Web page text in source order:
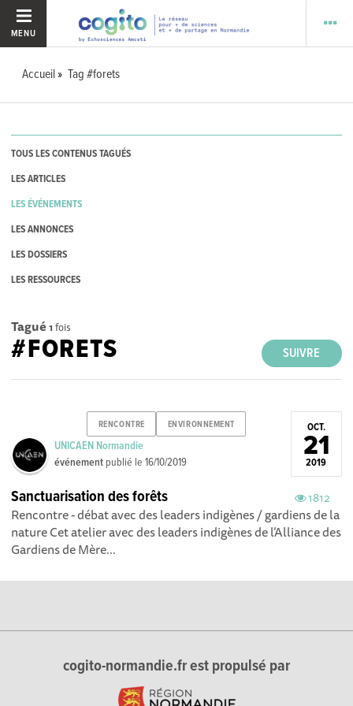
MENU
Accueil Tag #forets
TOUS LES CONTENUS TAGUÉS
LES ARTICLES
LES ÉVÉNEMENTS
LES ANNONCES
LES DOSSIERS
LES RESSOURCES
Tagué 1 fois
SUIVRE
#FORETS
RENCONTRE ENVIRONNEMENT
UNICAEN Normandie
événement publié le16/10/2019
OCT.
21
2019
1812
Sanctuarisation des forêts
Rencontre - débat avec des leaders indigènes / gardiens de la
nature Cet atelier avec des leaders indigènes de l’Alliance des
Gardiens de Mère...
cogito-normandie.fr est propulsé par